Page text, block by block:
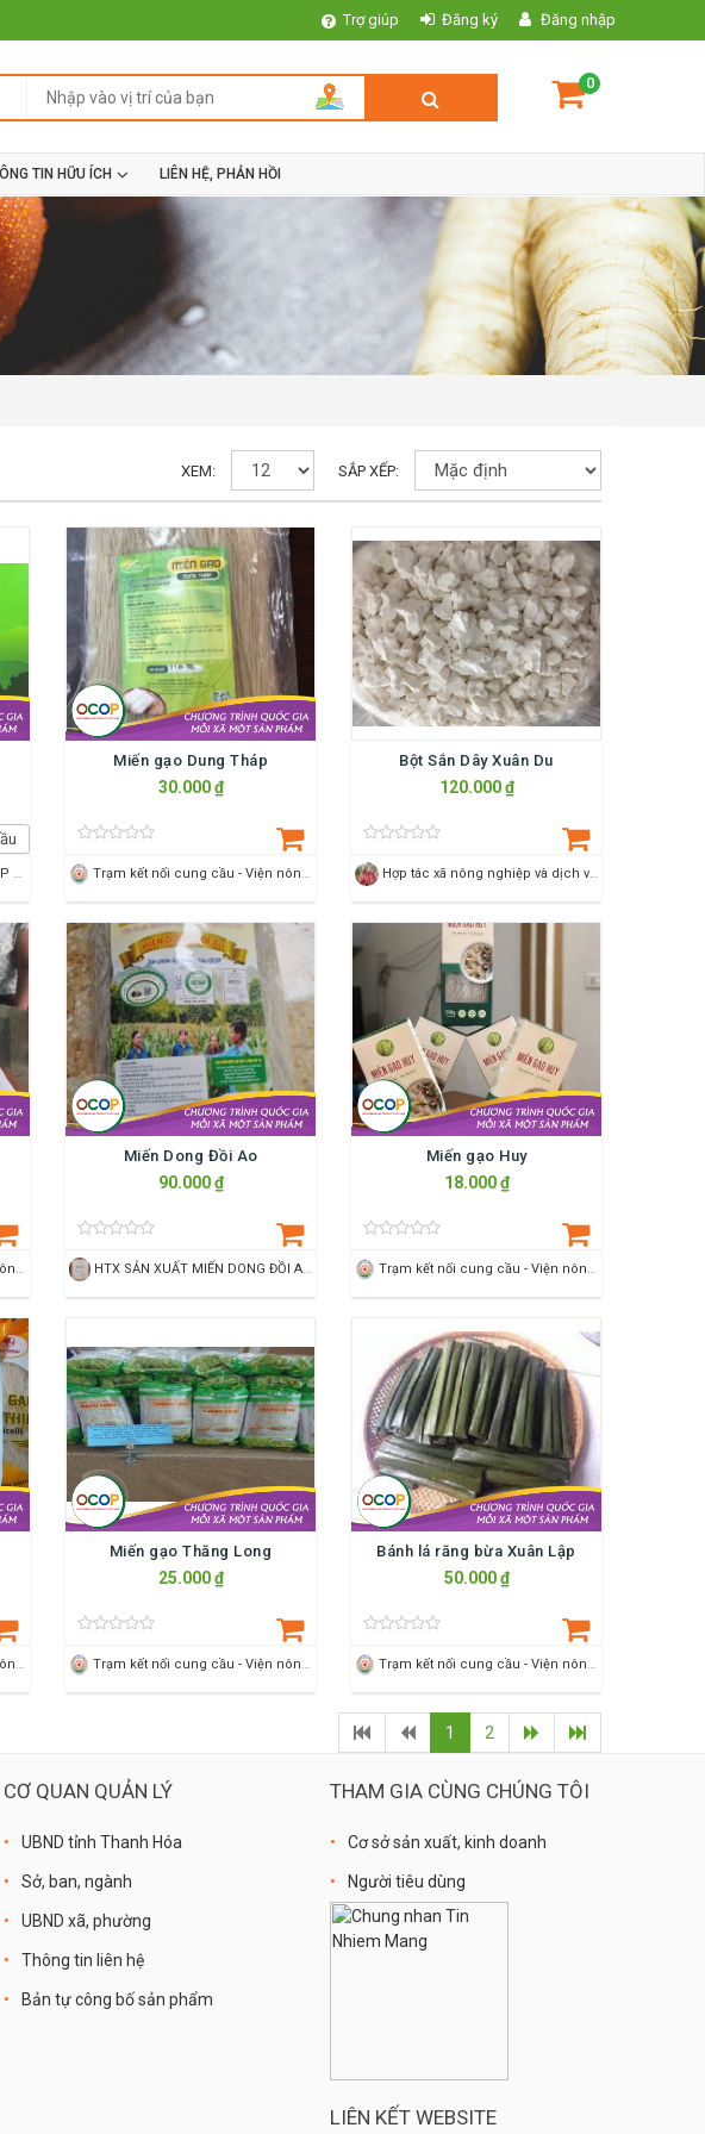
Trợ giúp Đăng ký Đăng nhập
0
TIN HỮU ÍCH LIÊN HỆ, PHẢN HỒI
SẮP XẾP:
XEM:
Miến gạo Dung Tháp
30.000 ₫
Bột Sắn Dây Xuân Du
120.000 ₫
Miến Dong Đồi Ao
90.000 ₫
Miến gạo Huy
18.000 ₫
Miến gạo Thăng Long
25.000 ₫
Bánh lá răng bừa Xuân Lập
50.000 ₫
1 2
CƠ QUAN QUẢN LÝ
UBND tỉnh Thanh Hóa
Sở, ban, ngành
UBND xã, phường
Thông tin liên hệ
Bản tự công bố sản phẩm
THAM GIA CÙNG CHÚNG TÔI
Cơ sở sản xuất, kinh doanh
Người tiêu dùng
LIÊN KẾT WEBSITE